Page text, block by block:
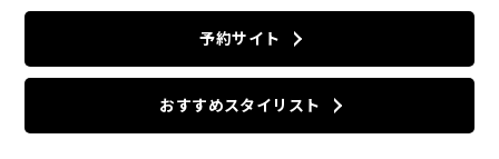
予約サイト
おすすめスタイリスト